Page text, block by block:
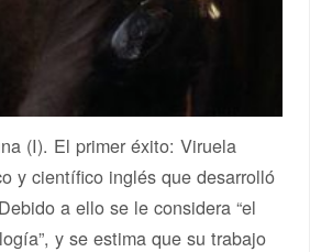
(I). El primer éxito: Viruela
y científico inglés que desarrolló
a ello se le considera “el
y se estima que su trabajo